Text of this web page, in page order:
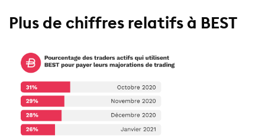
Plus de chiffres relatifs à BEST